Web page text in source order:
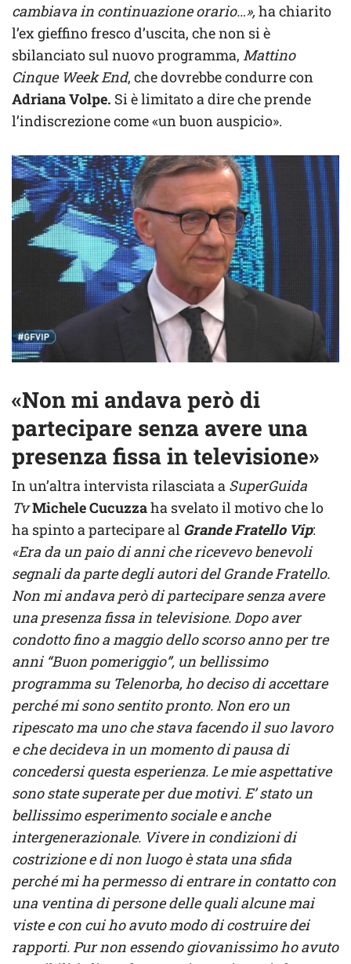
cambiava in continuazione orario…»,ha chiarito
l’ex gieffino fresco d’uscita, che non si è
sbilanciato sul nuovo programma, Mattino
Cinque Week End, che dovrebbe condurre con
Adriana Volpe. Si è limitato a dire che prende
l’indiscrezione come «un buon auspicio».
«Non mi andava però di
partecipare senza avere una
presenza fissa in televisione»
In un’altra intervista rilasciata a SuperGuida
TvMichele Cucuzzaha svelato il motivo che lo
ha spinto a partecipare al Grande Fratello Vip:
«Era da un paio di anni che ricevevo benevoli
segnali da parte degli autori del Grande Fratello.
Non mi andava però di partecipare senza avere
una presenza fissa in televisione. Dopo aver
condotto fino a maggio dello scorso anno per tre
anni “Buon pomeriggio”, un bellissimo
programma su Telenorba, ho deciso di accettare
perché mi sono sentito pronto. Non ero un
ripescato ma uno che stava facendo il suo lavoro
e che decideva in un momento di pausa di
concedersi questa esperienza. Le mie aspettative
sono state superate per due motivi. E’ stato un
bellissimo esperimento sociale e anche
intergenerazionale. Vivere in condizioni di
costrizione e di non luogo è stata una sfida
perché mi ha permesso di entrare in contatto con
una ventina di persone delle quali alcune mai
viste e con cui ho avuto modo di costruire dei
rapporti. Pur non essendo giovanissimo ho avuto